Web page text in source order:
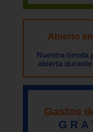
Abierto
Nuestra tienda
abierta
Gastos
G R A